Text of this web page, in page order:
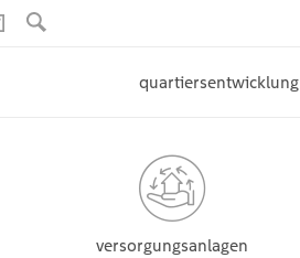
quartiersentwicklung
versorgungsanlagen